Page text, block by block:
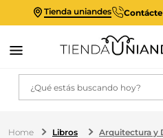
Tienda uniandes
¿Qué estás buscando
Libros Arquitectura y